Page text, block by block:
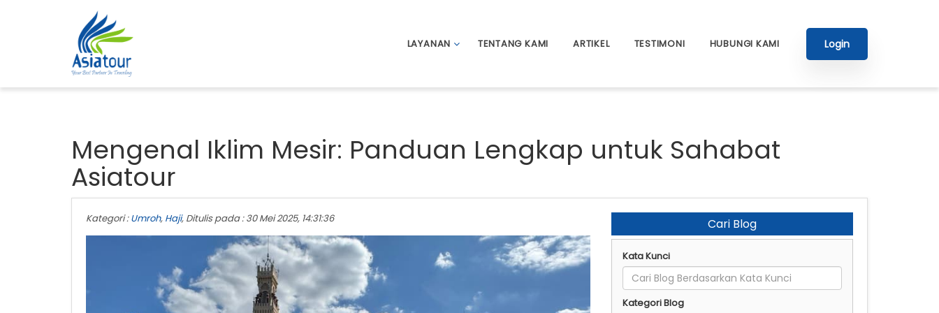
LAYANAN TENTANG KAMI ARTIKEL TESTIMONI HUBUNGI KAMI Login
Mengenal Iklim Mesir: Panduan Lengkap untuk Sahabat
Asiatour
Kategori :Umroh, Haji, Ditulis pada : 30 Mei 2025, 14:31:36 Cari Blog
Kata Kunci
Kategori Blog